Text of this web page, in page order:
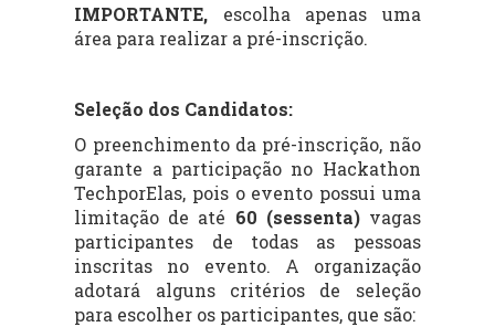
IMPORTANTE, escolha apenas uma
área para realizar a pré-inscrição.
Seleção dos Candidatos:
O preenchimento da pré-inscrição, não
garante a participação no Hackathon
TechporElas, pois o evento possui uma
limitação de até 60 (sessenta)vagas
participantes de todas as pessoas
inscritas no evento. A organização
adotará alguns critérios de seleção
para escolher os participantes, que são: